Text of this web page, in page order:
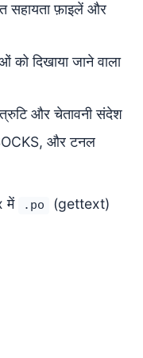
सहायता फ़ाइलें और
को दिखाया जाने वाला
और चेतावनी संदेश
और टनल
में .po
(gettext)